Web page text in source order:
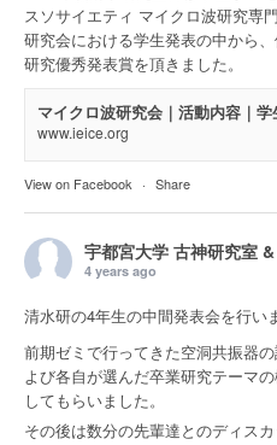
スソサイエティ マイクロ波研究専
研究会における学生発表の中から
研究優秀発表賞を頂きました。
マイクロ波研究会｜活動内容｜
www.ieice.org
View on Facebook · Share
宇都宮大学 古神研究室
4 years ago
清水研の4年生の中間発表会を行い
前期ゼミで行ってきた空洞共振器
よび各自が選んだ卒業研究テーマ
してもらいました。
その後は数分の先輩達とのディスカ